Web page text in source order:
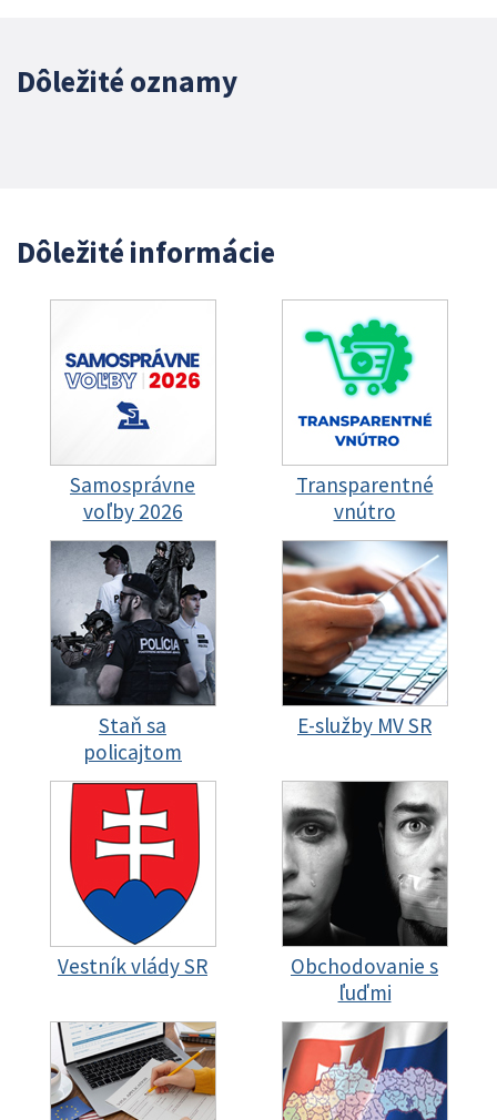
Dôležité oznamy
Dôležité informácie
Samosprávne
voľby 2026
Transparentné
vnútro
Staň sa
policajtom
E-služby MV SR
Vestník vlády SR
Obchodovanie s
ľuďmi